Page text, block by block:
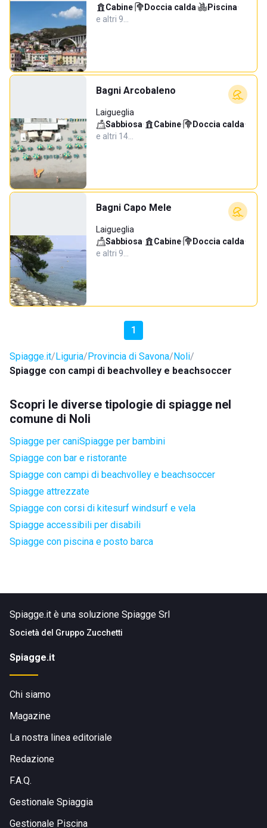
Cabine· Doccia calda· Piscina·
e altri 9…
Bagni Arcobaleno
Laigueglia
Sabbiosa· Cabine· Doccia calda·
e altri 14…
Bagni Capo Mele
Laigueglia
Sabbiosa· Cabine· Doccia calda·
e altri 9…
1
Spiagge.it Liguria Provincia di Savona Noli
Spiagge con campi di beachvolley e beachsoccer
Scopri le diverse tipologie di spiagge nel
comune di Noli
Spiagge per caniSpiagge per bambini
Spiagge con bar e ristorante
Spiagge con campi di beachvolley e beachsoccer
Spiagge attrezzate
Spiagge con corsi di kitesurf windsurf e vela
Spiagge accessibili per disabili
Spiagge con piscina e posto barca
Spiagge.it è una soluzione Spiagge Srl
Società del Gruppo Zucchetti
Spiagge.it
Chi siamo
Magazine
La nostra linea editoriale
Redazione
F.A.Q.
Gestionale Spiaggia
Gestionale Piscina